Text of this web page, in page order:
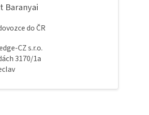
Baranyai
do ČR
CZ s.r.o.
3170/1a